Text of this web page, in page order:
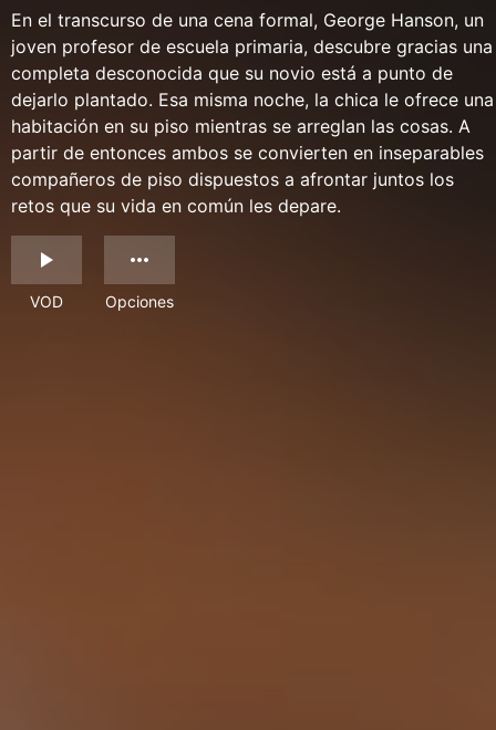
En el transcurso de una cena formal, George Hanson, un
joven profesor de escuela primaria, descubre gracias una
completa desconocida que su novio está a punto de
dejarlo plantado. Esa misma noche, la chica le ofrece una
habitación en su piso mientras se arreglan las cosas. A
partir de entonces ambos se convierten en inseparables
compañeros de piso dispuestos a afrontar juntos los
retos que su vida en común les depare.
VOD Opciones